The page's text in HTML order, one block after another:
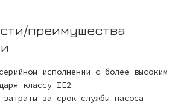
преимущества
исполнении с более высоким
классу IE2
затраты за срок службы насоса